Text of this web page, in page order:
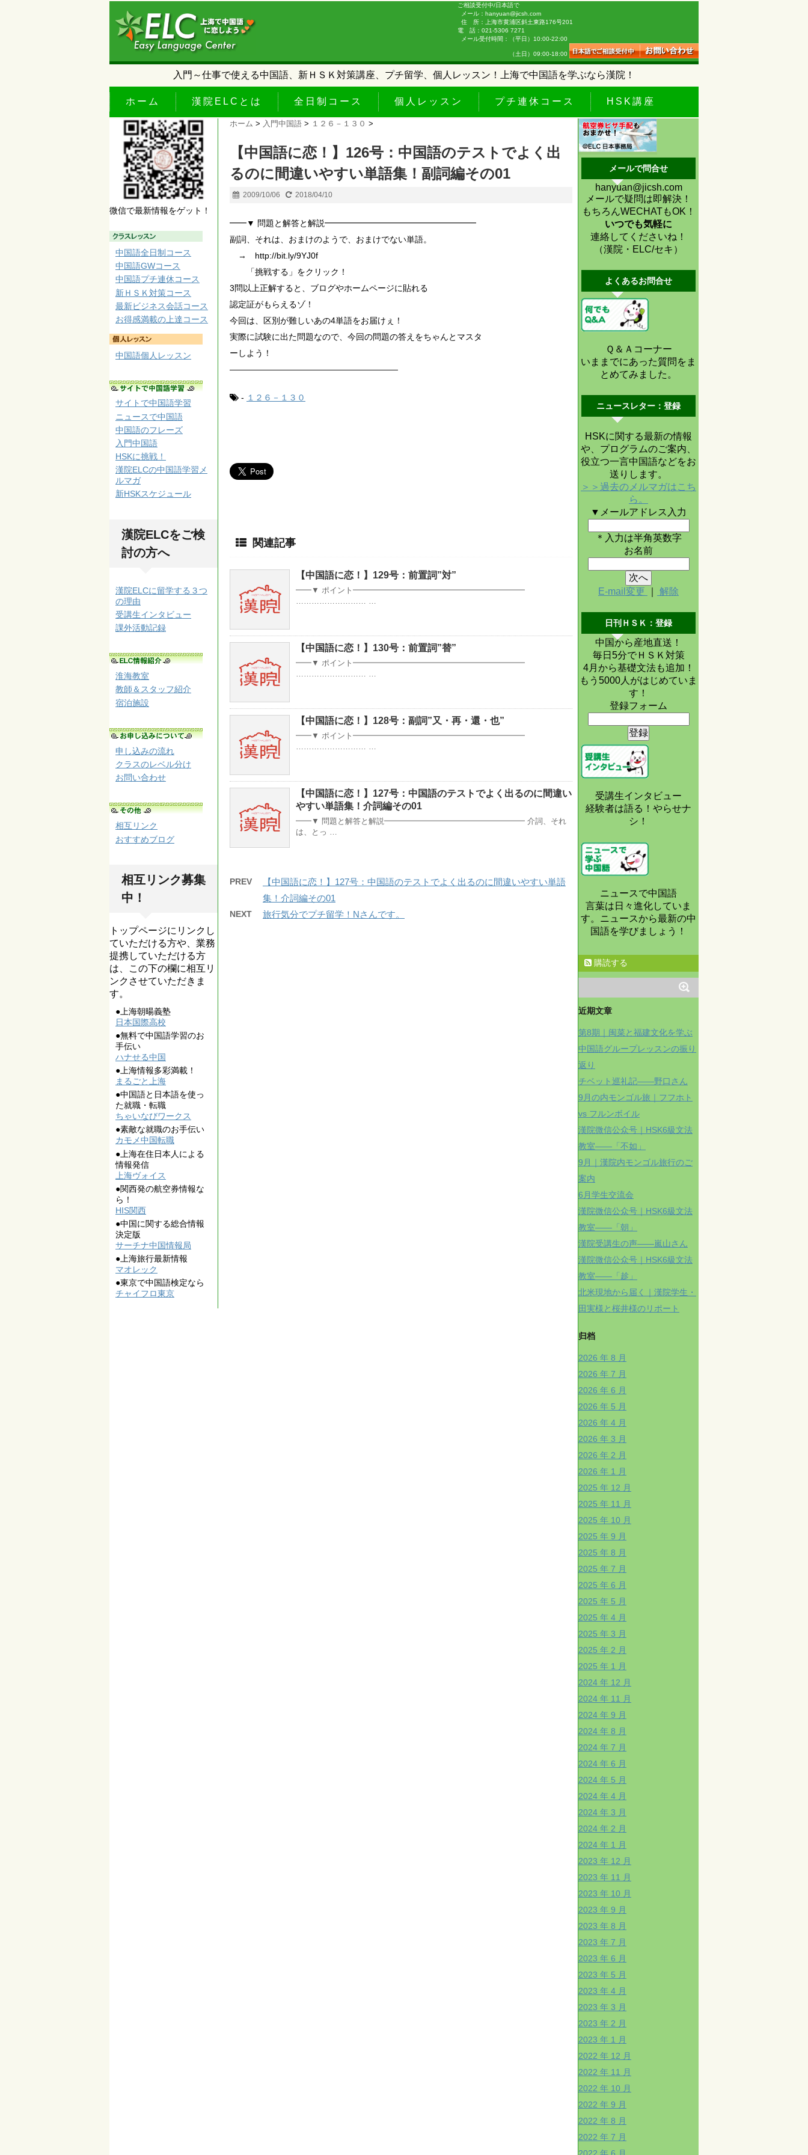
ご相談受付中/日本語で
メール：hanyuan@jicsh.com
住 所：上海市黄浦区斜土東路176号201
電 話：021-5306 7271
メール受付時間：（平日）10:00-22:00
（土日）09:00-18:00
入門～仕事で使える中国語、新ＨＳＫ対策講座、プチ留学、個人レッスン！上海で中国語を学ぶなら漢院！
ホーム 漢院ELCとは 全日制コース 個人レッスン プチ連休コース HSK講座
ホーム > 入門中国語 > １２６－１３０ >
【中国語に恋！】126号：中国語のテストでよく出
るのに間違いやすい単語集！副詞編その01
2009/10/06 2018/04/10
━━▼ 問題と解答と解説━━━━━━━━━━━━━━━━━━
副詞、それは、おまけのようで、おまけでない単語。
→ http://bit.ly/9YJ0f
「挑戦する」をクリック！
3問以上正解すると、ブログやホームページに貼れる
認定証がもらえるゾ！
今回は、区別が難しいあの4単語をお届けぇ！
実際に試験に出た問題なので、今回の問題の答えをちゃんとマスタ
ーしよう！
————————————————————
- １２６－１３０
関連記事
【中国語に恋！】129号：前置詞”対”
━━▼ ポイント━━━━━━━━━━━━━━━━━━━━━━
……………………… …
【中国語に恋！】130号：前置詞”替”
━━▼ ポイント━━━━━━━━━━━━━━━━━━━━━━
……………………… …
【中国語に恋！】128号：副詞”又・再・還・也”
━━▼ ポイント━━━━━━━━━━━━━━━━━━━━━━
……………………… …
【中国語に恋！】127号：中国語のテストでよく出るのに間違い
やすい単語集！介詞編その01
━━▼ 問題と解答と解説━━━━━━━━━━━━━━━━━━ 介詞、それ
は、とっ …
PREV
【中国語に恋！】127号：中国語のテストでよく出るのに間違いやすい単語
集！介詞編その01
NEXT 旅行気分でプチ留学！Nさんです。
メールで問合せ
hanyuan@jicsh.com
メールで疑問は即解決！
もちろんWECHATもOK！
いつでも気軽に
連絡してくださいね！
（漢院・ELC/セキ）
よくあるお問合せ
Ｑ＆Ａコーナー
いままでにあった質問をま
とめてみました。
ニュースレター：登録
HSKに関する最新の情報
や、プログラムのご案内、
役立つ一言中国語などをお
送りします。
＞＞過去のメルマガはこち
ら。
▼メールアドレス入力
＊入力は半角英数字
お名前
E-mail変更 解除
日刊ＨＳＫ：登録
中国から産地直送！
毎日5分でＨＳＫ対策
4月から基礎文法も追加！
もう5000人がはじめていま
す！
登録フォーム
受講生インタビュー
経験者は語る！やらせナ
シ！
ニュースで中国語
言葉は日々進化していま
す。ニュースから最新の中
国語を学びましょう！
購読する
近期文章
第8期｜闽菜と福建文化を学ぶ
中国語グループレッスンの振り
返り
チベット巡礼記——野口さん
9月の内モンゴル旅｜フフホト
vs フルンボイル
漢院微信公众号｜HSK6級文法
教室——「不如」
9月｜漢院内モンゴル旅行のご
案内
6月学生交流会
漢院微信公众号｜HSK6級文法
教室——「朝」
漢院受講生の声——嵐山さん
漢院微信公众号｜HSK6級文法
教室——「趁」
北米現地から届く｜漢院学生・
田実様と桜井様のリポート
归档
2026 年 8 月
2026 年 7 月
2026 年 6 月
2026 年 5 月
2026 年 4 月
2026 年 3 月
2026 年 2 月
2026 年 1 月
2025 年 12 月
2025 年 11 月
2025 年 10 月
2025 年 9 月
2025 年 8 月
2025 年 7 月
2025 年 6 月
2025 年 5 月
2025 年 4 月
2025 年 3 月
2025 年 2 月
2025 年 1 月
2024 年 12 月
2024 年 11 月
2024 年 9 月
2024 年 8 月
2024 年 7 月
2024 年 6 月
2024 年 5 月
2024 年 4 月
2024 年 3 月
2024 年 2 月
2024 年 1 月
2023 年 12 月
2023 年 11 月
2023 年 10 月
2023 年 9 月
2023 年 8 月
2023 年 7 月
2023 年 6 月
2023 年 5 月
2023 年 4 月
2023 年 3 月
2023 年 2 月
2023 年 1 月
2022 年 12 月
2022 年 11 月
2022 年 10 月
2022 年 9 月
2022 年 8 月
2022 年 7 月
2022 年 6 月
微信で最新情報をゲット！
中国語全日制コース
中国語GWコース
中国語プチ連休コース
新ＨＳＫ対策コース
最新ビジネス会話コース
お得感満載の上達コース
中国語個人レッスン
サイトで中国語学習
ニュースで中国語
中国語のフレーズ
入門中国語
HSKに挑戦！
漢院ELCの中国語学習メ
ルマガ
新HSKスケジュール
漢院ELCをご検
討の方へ
漢院ELCに留学する３つ
の理由
受講生インタビュー
課外活動記録
淮海教室
教師＆スタッフ紹介
宿泊施設
申し込みの流れ
クラスのレベル分け
お問い合わせ
相互リンク
おすすめブログ
相互リンク募集
中！
トップページにリンクし
ていただける方や、業務
提携していただける方
は、この下の欄に相互リ
ンクさせていただきま
す。
●上海朝暘義塾
日本国際高校
●無料で中国語学習のお
手伝い
ハナせる中国
●上海情報多彩満載！
まるごと上海
●中国語と日本語を使っ
た就職・転職
ちゃいなびワークス
●素敵な就職のお手伝い
カモメ中国転職
●上海在住日本人による
情報発信
上海ヴォイス
●関西発の航空券情報な
ら！
HIS関西
●中国に関する総合情報
決定版
サーチナ中国情報局
●上海旅行最新情報
マオレック
●東京で中国語検定なら
チャイフロ東京